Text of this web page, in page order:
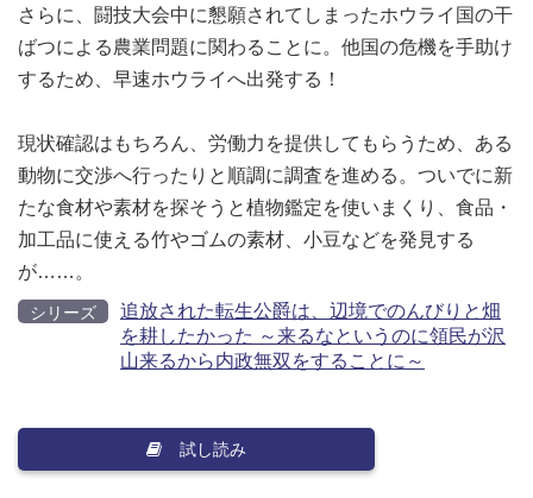
さらに、闘技大会中に懇願されてしまったホウライ国の干
ばつによる農業問題に関わることに。他国の危機を手助け
するため、早速ホウライへ出発する！
現状確認はもちろん、労働力を提供してもらうため、ある
動物に交渉へ行ったりと順調に調査を進める。ついでに新
たな食材や素材を探そうと植物鑑定を使いまくり、食品・
加工品に使える竹やゴムの素材、小豆などを発見する
が……。
シリーズ
追放された転生公爵は、辺境でのんびりと畑
を耕したかった ～来るなというのに領民が沢
山来るから内政無双をすることに～
試し読み